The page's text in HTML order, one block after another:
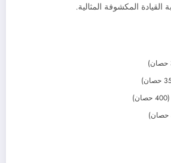
المكشوفة المثالية.